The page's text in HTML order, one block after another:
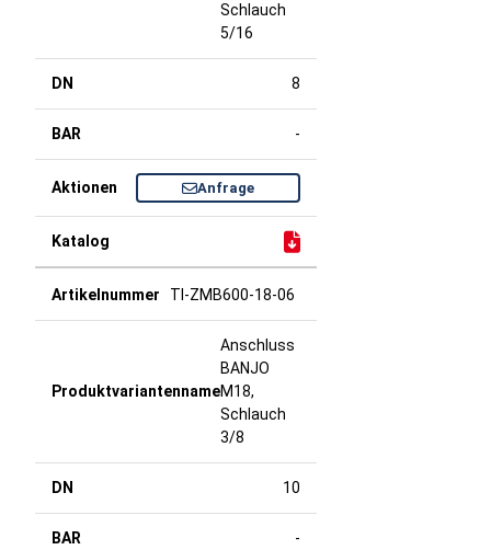
Schlauch
5/16
8
-
Anfrage
TI-ZMB600-18-06
Anschluss
BANJO
M18,
Schlauch
3/8
10
-